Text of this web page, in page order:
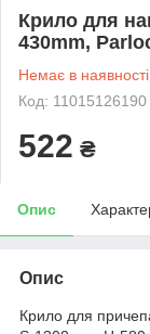
Крило для
430mm,
Немає в наявності
Код: 11015126190
522 ₴
Опис
Опис
Крило для